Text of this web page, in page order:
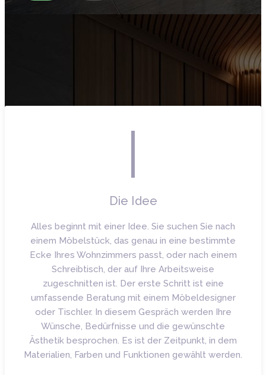
Die Idee
Alles beginnt mit einer Idee. Sie suchen Sie nach
einem Möbelstück, das genau in eine bestimmte
Ecke Ihres Wohnzimmers passt, oder nach einem
Schreibtisch, der auf Ihre Arbeitsweise
zugeschnitten ist. Der erste Schritt ist eine
umfassende Beratung mit einem Möbeldesigner
oder Tischler. In diesem Gespräch werden Ihre
Wünsche, Bedürfnisse und die gewünschte
Ästhetik besprochen. Es ist der Zeitpunkt, in dem
Materialien, Farben und Funktionen gewählt werden.